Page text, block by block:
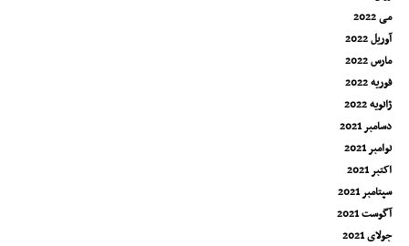
می 2022
آوریل 2022
مارس 2022
فوریه 2022
ژانویه 2022
دسامبر 2021
نوامبر 2021
اکتبر 2021
سپتامبر 2021
آگوست 2021
جولای 2021